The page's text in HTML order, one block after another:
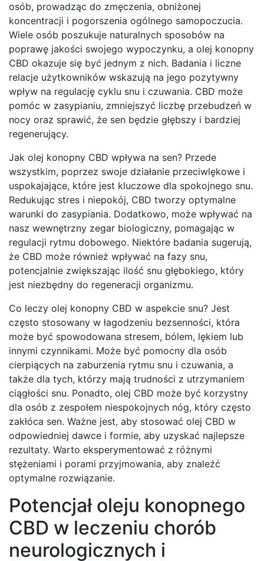
osób, prowadząc do zmęczenia, obniżonej
koncentracji i pogorszenia ogólnego samopoczucia.
Wiele osób poszukuje naturalnych sposobów na
poprawę jakości swojego wypoczynku, a olej konopny
CBD okazuje się być jednym z nich. Badania i liczne
relacje użytkowników wskazują na jego pozytywny
wpływ na regulację cyklu snu i czuwania. CBD może
pomóc w zasypianiu, zmniejszyć liczbę przebudzeń w
nocy oraz sprawić, że sen będzie głębszy i bardziej
regenerujący.
Jak olej konopny CBD wpływa na sen? Przede
wszystkim, poprzez swoje działanie przeciwlękowe i
uspokajające, które jest kluczowe dla spokojnego snu.
Redukując stres i niepokój, CBD tworzy optymalne
warunki do zasypiania. Dodatkowo, może wpływać na
nasz wewnętrzny zegar biologiczny, pomagając w
regulacji rytmu dobowego. Niektóre badania sugerują,
że CBD może również wpływać na fazy snu,
potencjalnie zwiększając ilość snu głębokiego, który
jest niezbędny do regeneracji organizmu.
Co leczy olej konopny CBD w aspekcie snu? Jest
często stosowany w łagodzeniu bezsenności, która
może być spowodowana stresem, bólem, lękiem lub
innymi czynnikami. Może być pomocny dla osób
cierpiących na zaburzenia rytmu snu i czuwania, a
także dla tych, którzy mają trudności z utrzymaniem
ciągłości snu. Ponadto, olej CBD może być korzystny
dla osób z zespołem niespokojnych nóg, który często
zakłóca sen. Ważne jest, aby stosować olej CBD w
odpowiedniej dawce i formie, aby uzyskać najlepsze
rezultaty. Warto eksperymentować z różnymi
stężeniami i porami przyjmowania, aby znaleźć
optymalne rozwiązanie.
Potencjał oleju konopnego
CBD w leczeniu chorób
neurologicznych i